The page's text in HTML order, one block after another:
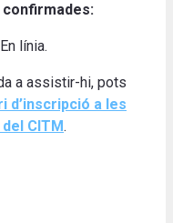
línia.
a assistir-hi, pots
d’inscripció a les
CITM.